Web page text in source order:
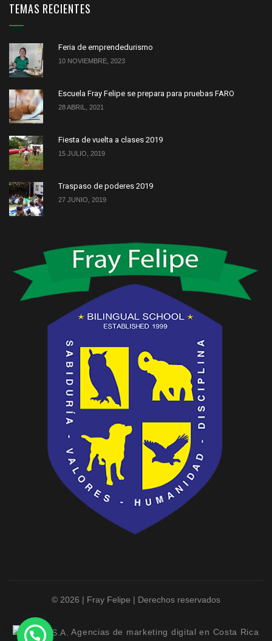
TEMAS RECIENTES
Feria de emprendedurismo
10 NOVIEMBRE, 2023
Escuela Fray Felipe se prepara para pruebas FARO
28 ABRIL, 2021
Fiesta de vuelta a clases 2019
15 JULIO, 2019
Traspaso de poderes 2019
27 JUNIO, 2019
© 2026 | Fray Felipe | Derechos reservados
Agencias de marketing digital en Costa Rica